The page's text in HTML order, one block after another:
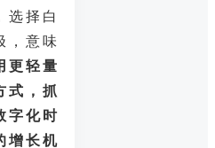
选择白
，意味
更轻量
式，抓
字化时
增长机